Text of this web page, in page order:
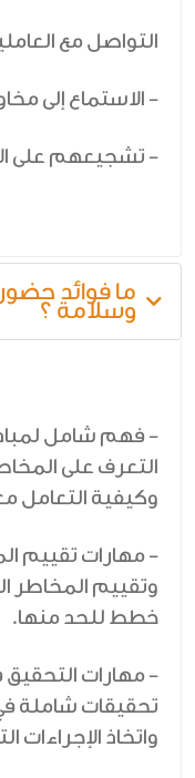
التواصل مع
- الاستماع إلى
- تشجيعهم على
ما فوائد
وسلامة ؟
- فهم شامل
التعرف على
وكيفية التعامل
- مهارات تقييم
وتقييم المخاطر
خطط للحد منها.
- مهارات التحقيق
تحقيقات شاملة
واتخاذ الإجراءات